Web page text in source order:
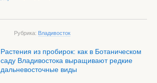
Рубрика: Владивосток
Растения из пробирок: как в Ботаническом
саду Владивостока выращивают редкие
дальневосточные виды